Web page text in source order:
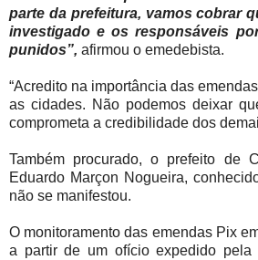
parte da prefeitura, vamos cobrar
investigado e os responsáveis
punidos”, afirmou o emedebista.
“Acredito na importância das
as cidades. Não podemos deixar
comprometa a credibilidade dos
Também procurado, o prefeito de
Eduardo Marçon Nogueira,
não se manifestou.
O monitoramento das emendas Pix
a partir de um ofício expedido pela